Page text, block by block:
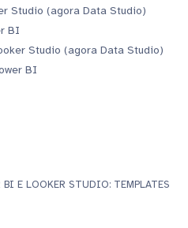
Studio (agora Data Studio)
BI
Studio (agora Data Studio)
BI
BI E LOOKER STUDIO: TEMPLATES